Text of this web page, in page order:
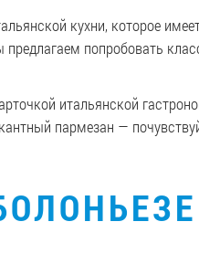
кухни, которое
попробовать
итальянской
пармезан —